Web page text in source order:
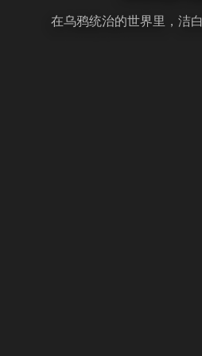
在乌鸦统治的世界里，洁